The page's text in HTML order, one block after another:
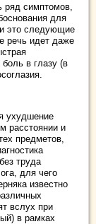
симптомов,
для
это следующие
речь идет даже
в глазу (в
ухудшение
расстоянии и
предметов,
труда
для чего
известно
вслух при
в рамках